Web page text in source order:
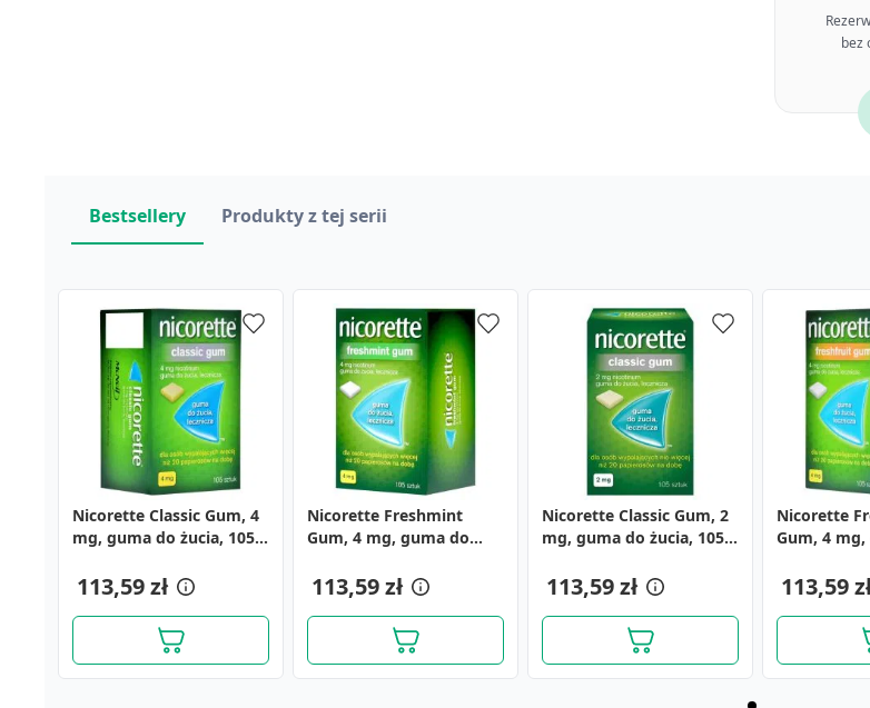
bez
Nicorette Classic Gum, 4
mg, guma do żucia, 105
113,59 zł
Nicorette Freshmint
Gum, 4 mg, guma do
113,59 zł
Nicorette Classic Gum, 2
mg, guma do żucia, 105
113,59 zł
Nicorette
Gum, 4
113,59
Bestsellery Produkty z tej serii